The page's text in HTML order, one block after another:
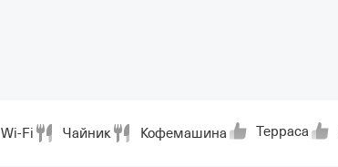
Wi-Fi Чайник Кофемашина Терраса